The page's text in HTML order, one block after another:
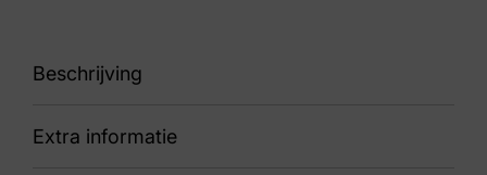
Beschrijving
89 R6861-52
Extra informatie